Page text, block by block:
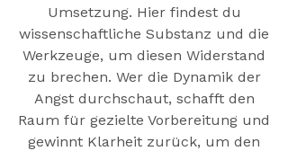
Umsetzung. Hier findest du
wissenschaftliche Substanz und die
Werkzeuge, um diesen Widerstand
zu brechen. Wer die Dynamik der
Angst durchschaut, schafft den
Raum für gezielte Vorbereitung und
gewinnt Klarheit zurück, um den